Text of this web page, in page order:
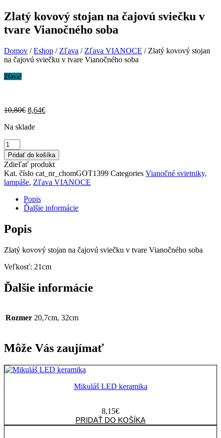
Zlatý kovový stojan na čajovú sviečku v
tvare Vianočného soba
Domov /Eshop / Zľava / Zľava VIANOCE / Zlatý kovový stojan
na čajovú sviečku v tvare Vianočného soba
Zľava!
10,80€ Pôvodná
bola:
8,64€Aktuálna
Na sklade
množstvo
Zlatý
kovový
stojan
na
čajovú
sviečku
Vianočného
soba
Pridať do košíka
Zdieľať produkt
Kat. číslo cat_nr_chomGOT1399 Categories Vianočné svietniky,
lampáše, Zľava VIANOCE
Popis
Ďalšie informácie
Popis
Zlatý kovový stojan na čajovú sviečku v tvare Vianočného soba
Veľkosť: 21cm
Ďalšie informácie
Rozmer 20,7cm, 32cm
Môže Vás zaujímať
Mikuláš LED keramika
8,15€
množstvo
Mikuláš
PRIDAŤ DO KOŠÍKA